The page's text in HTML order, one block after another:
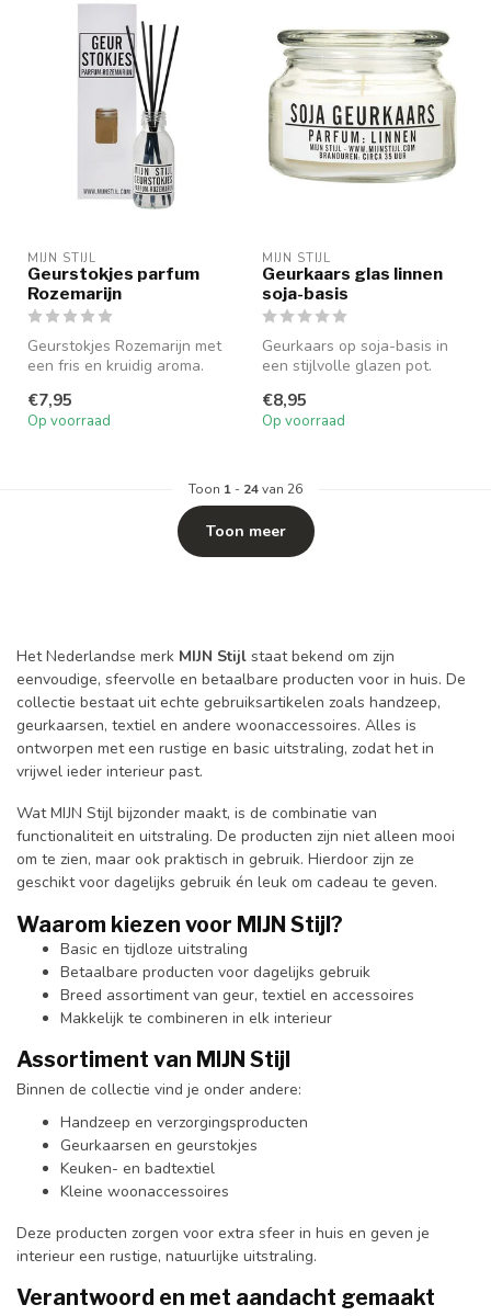
MIJN STIJL
Geurstokjes parfum
Rozemarijn
Geurstokjes Rozemarijn met
een fris en kruidig ​​aroma.
€7,95
Op voorraad
MIJN STIJL
Geurkaars glas linnen
soja-basis
Geurkaars op soja-basis in
een stijlvolle glazen pot.
€8,95
Op voorraad
Toon 1 - 24van 26
Toon meer
Het Nederlandse merk MIJN Stijl staat bekend om zijn
eenvoudige, sfeervolle en betaalbare producten voor in huis. De
collectie bestaat uit echte gebruiksartikelen zoals handzeep,
geurkaarsen, textiel en andere woonaccessoires. Alles is
ontworpen met een rustige en basic uitstraling, zodat het in
vrijwel ieder interieur past.
Wat MIJN Stijl bijzonder maakt, is de combinatie van
functionaliteit en uitstraling. De producten zijn niet alleen mooi
om te zien, maar ook praktisch in gebruik. Hierdoor zijn ze
geschikt voor dagelijks gebruik én leuk om cadeau te geven.
Waarom kiezen voor MIJN Stijl?
Basic en tijdloze uitstraling
Betaalbare producten voor dagelijks gebruik
Breed assortiment van geur, textiel en accessoires
Makkelijk te combineren in elk interieur
Assortiment van MIJN Stijl
Binnen de collectie vind je onder andere:
Handzeep en verzorgingsproducten
Geurkaarsen en geurstokjes
Keuken- en badtextiel
Kleine woonaccessoires
Deze producten zorgen voor extra sfeer in huis en geven je
interieur een rustige, natuurlijke uitstraling.
Verantwoord en met aandacht gemaakt